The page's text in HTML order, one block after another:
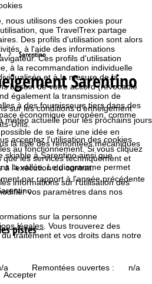
nous utilisons des cookies pour
que TravelTrex partage
Des profils d'utilisation sont alors
à l'aide des informations
Ces profils d'utilisation
à la recommandation individuelle
et à la mesure de la
besoin de votre accord (révocable
également la transmission de
à des fournisseurs tiers dans des
économique européen, comme
Unis.
acceptez l'utilisation des cookies
au fonctionnement. Si vous cliquez
que les services techniquement et
à l'exécution du contrat.
informations sur l'utilisation des
vos paramètres dans nos
sur la personne
légales . Vous trouverez des
traitement et vos droits dans notre
Accepter
Sarentino
Sarentino
sur les conditions d'enneigement
météo actuelle pour les prochains jours
de se faire une idée en
la liste des remontées mécaniques
skiable à Sarentino ainsi que
la vallée. Le diagramme permet
par rapport à l'année précédente
pistes
a Remontées ouvertes : n/a